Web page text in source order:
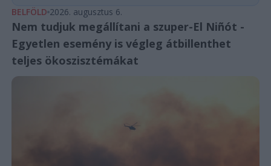
BELFÖLD 2026. augusztus 6.
Nem tudjuk megállítani a szuper-El Niñót -
Egyetlen esemény is végleg átbillenthet
teljes ökoszisztémákat